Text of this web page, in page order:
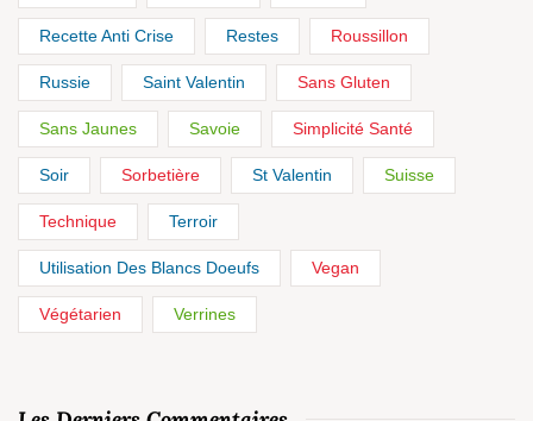
Recette Anti Crise Restes Roussillon
Russie Saint Valentin Sans Gluten
Sans Jaunes Savoie Simplicité Santé
Soir Sorbetière St Valentin Suisse
Technique Terroir
Utilisation Des Blancs Doeufs Vegan
Végétarien Verrines